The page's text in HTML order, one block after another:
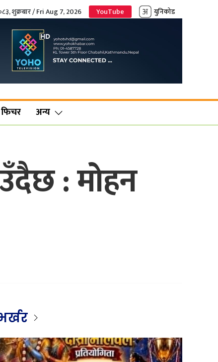
शुक्रबार / Fri Aug 7, 2026 YouTube युनिकोड
अन्य
: मोहन